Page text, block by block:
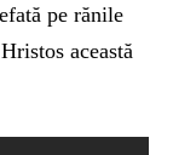
pe rănile
această